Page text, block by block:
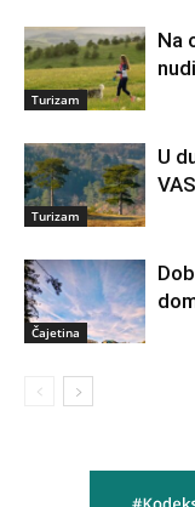
Turizam
Na
Turizam
U
Čajetina